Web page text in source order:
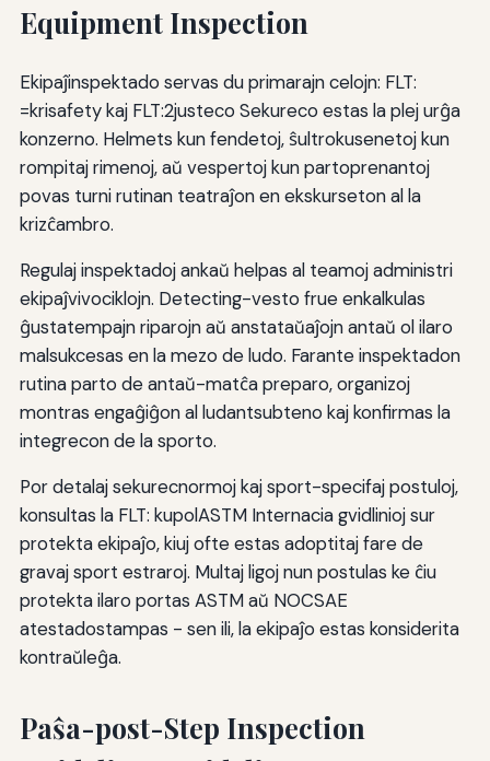
Equipment Inspection
Ekipaĵinspektado servas du primarajn celojn: FLT:
=krisafety kaj FLT:2justeco Sekureco estas la plej urĝa
konzerno. Helmets kun fendetoj, ŝultrokusenetoj kun
rompitaj rimenoj, aŭ vespertoj kun partoprenantoj
povas turni rutinan teatraĵon en ekskurseton al la
krizĉambro.
Regulaj inspektadoj ankaŭ helpas al teamoj administri
ekipaĵvivociklojn. Detecting-vesto frue enkalkulas
ĝustatempajn riparojn aŭ anstataŭaĵojn antaŭ ol ilaro
malsukcesas en la mezo de ludo. Farante inspektadon
rutina parto de antaŭ-matĉa preparo, organizoj
montras engaĝiĝon al ludantsubteno kaj konfirmas la
integrecon de la sporto.
Por detalaj sekurecnormoj kaj sport-specifaj postuloj,
konsultas la FLT: kupolASTM Internacia gvidlinioj sur
protekta ekipaĵo, kiuj ofte estas adoptitaj fare de
gravaj sport estraroj. Multaj ligoj nun postulas ke ĉiu
protekta ilaro portas ASTM aŭ NOCSAE
atestadostampas - sen ili, la ekipaĵo estas konsiderita
kontraŭleĝa.
Paŝa-post-Step Inspection